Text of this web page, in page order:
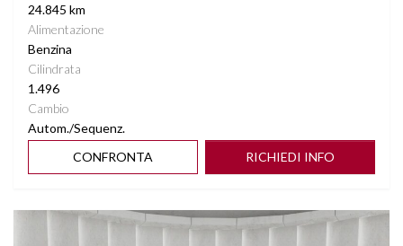
SENSORI PIOGGIA
24.845 km
Alimentazione
Benzina
Cilindrata
1.496
Cambio
Autom./Sequenz.
CONFRONTA
RICHIEDI INFO
Vedi dettagli